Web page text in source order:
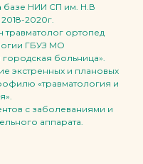
базе НИИ СП им. Н.В
2020г.
травматолог ортопед
ГБУЗ МО
больница».
экстренных и плановых
«травматология и
с заболеваниями и
аппарата.